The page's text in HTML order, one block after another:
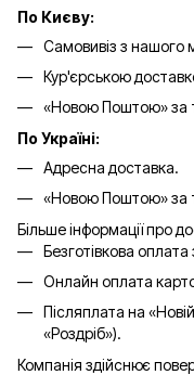
По Києву:
Самовивіз з нашого
Кур'єрською
«Новою Поштою» за
По Україні:
Адресна доставка.
«Новою Поштою» за
Більше інформації про
Безготівкова
Онлайн оплата
Післяплата на
«Роздріб»).
Компанія здійснює